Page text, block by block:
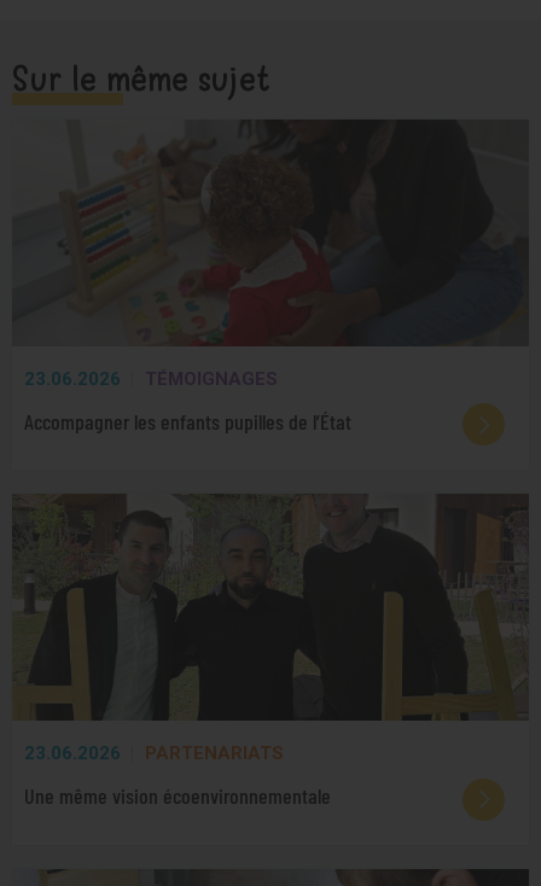
Sur le même sujet
23.06.2026 TÉMOIGNAGES
Accompagner les enfants pupilles de l’État
23.06.2026 PARTENARIATS
Une même vision écoenvironnementale